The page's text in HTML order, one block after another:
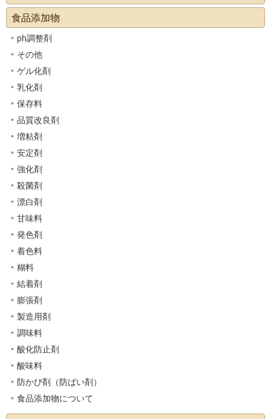
食品添加物
ph調整剤
その他
ゲル化剤
乳化剤
保存料
品質改良剤
増粘剤
安定剤
強化剤
殺菌剤
漂白剤
甘味料
発色剤
着色料
糊料
結着剤
膨張剤
製造用剤
調味料
酸化防止剤
酸味料
防かび剤（防ばい剤）
食品添加物について